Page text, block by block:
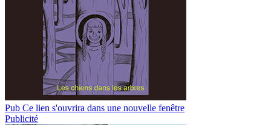
Pub Ce lien s'ouvrira dans une nouvelle fenêtre
Publicité